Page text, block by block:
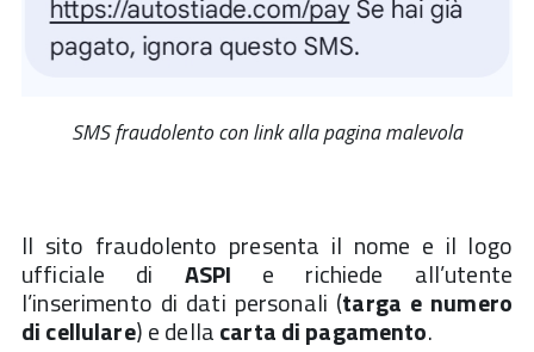
SMS fraudolento con link alla pagina malevola
Il sito fraudolento presenta il nome e il logo
ufficiale di ASPI e richiede all’utente
l’inserimento di dati personali (targa e numero
di cellulare) e dellacarta di pagamento.